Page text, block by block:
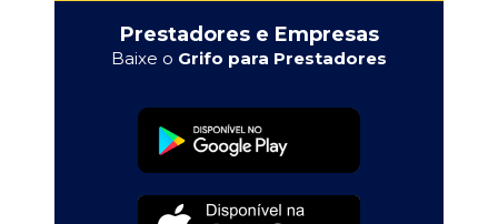
Prestadores e Empresas
Baixe o Grifo para Prestadores